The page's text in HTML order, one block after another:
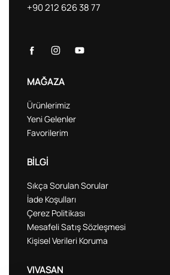
+90 212 626 38 77
MAĞAZA
Ürünlerimiz
Yeni Gelenler
Favorilerim
BİLGİ
Sıkça Sorulan Sorular
İade Koşulları
Çerez Politikası
Mesafeli Satış Sözleşmesi
Kişisel Verileri Koruma
VIVASAN